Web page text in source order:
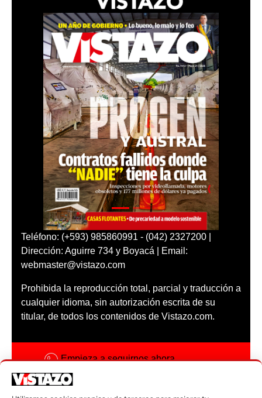
Teléfono: (+593) 985860991 - (042) 2327200 |
Dirección: Aguirre 734 y Boyacá | Email:
webmaster@vistazo.com
Prohibida la reproducción total, parcial y traducción a
cualquier idioma, sin autorización escrita de su
titular, de todos los contenidos de Vistazo.com.
Empieza a seguirnos ahora